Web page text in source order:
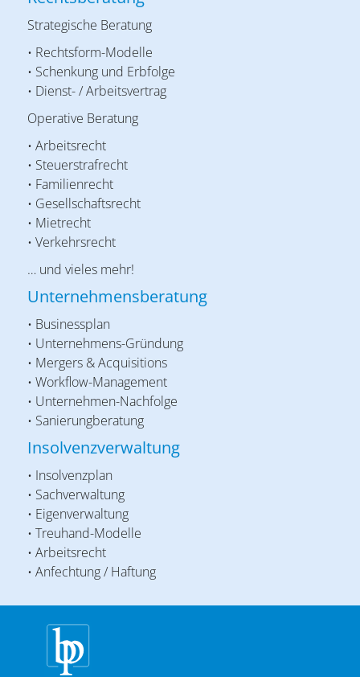
Strategische Beratung
• Rechtsform-Modelle
• Schenkung und Erbfolge
• Dienst- / Arbeitsvertrag
Operative Beratung
• Arbeitsrecht
• Steuerstrafrecht
• Familienrecht
• Gesellschaftsrecht
• Mietrecht
• Verkehrsrecht
… und vieles mehr!
Unternehmensberatung
• Businessplan
• Unternehmens-Gründung
• Mergers & Acquisitions
• Workflow-Management
• Unternehmen-Nachfolge
• Sanierungberatung
Insolvenzverwaltung
• Insolvenzplan
• Sachverwaltung
• Eigenverwaltung
• Treuhand-Modelle
• Arbeitsrecht
• Anfechtung / Haftung